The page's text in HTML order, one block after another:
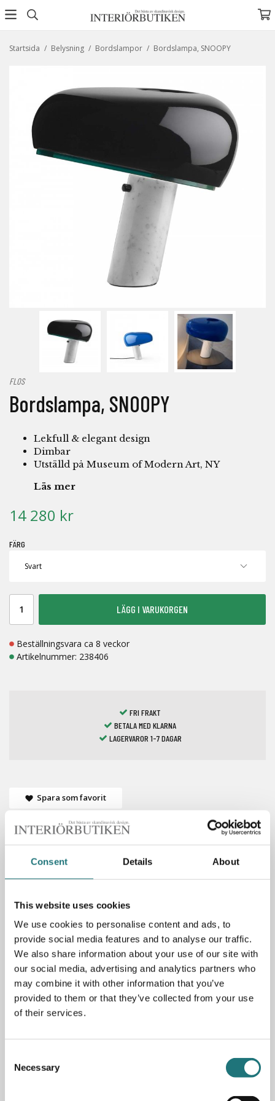
Consent Details About
This website uses cookies
We use cookies to personalise content and ads, to
provide social media features and to analyse our traffic.
We also share information about your use of our site with
our social media, advertising and analytics partners who
may combine it with other information that you’ve
provided to them or that they’ve collected from your use
of their services.
Selection
Necessary
Startsida / Belysning / Bordslampor / Bordslampa, SNOOPY
FLOS
Bordslampa, SNOOPY
Lekfull & elegant design
Dimbar
Utställd på Museum of Modern Art, NY
Läs mer
14 280 kr
FÄRG
LÄGG I VARUKORGEN
Beställningsvara ca 8 veckor
Artikelnummer: 238406
FRI FRAKT
BETALA MED KLARNA
LAGERVAROR 1-7 DAGAR
Spara som favorit
PRODUKTBESKRIVNING
Bordslampa Snoopy är formgiven 1967 av Achille
Castiglioni och Pier Castiglioni för Flos och har hämtat sin
Armaturen är dimbar och har en lampfot i vit
marmor och en skärm emaljerad metall. Nu också i den